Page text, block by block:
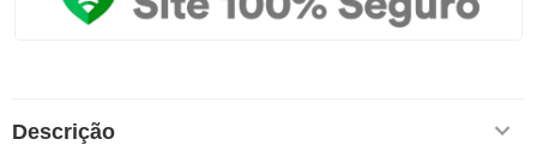
Descrição